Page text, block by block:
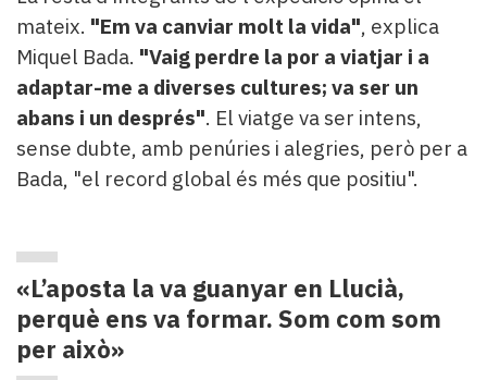
mateix. "Em va canviar molt la vida", explica
Miquel Bada. "Vaig perdre la por a viatjar i a
adaptar-me a diverses cultures; va ser un
abans i un després". El viatge va ser intens,
sense dubte, amb penúries i alegries, però per a
Bada, "el record global és més que positiu".
«L’aposta la va guanyar en Llucià,
perquè ens va formar. Som com som
per això»